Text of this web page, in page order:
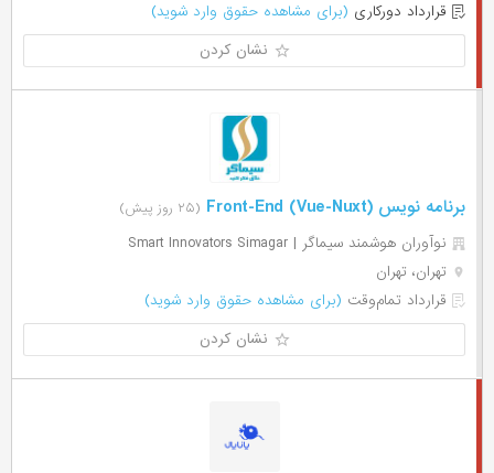
قرارداد دورکاری (برای مشاهده حقوق وارد شوید)
نشان کردن
برنامه نویس (Front-End (Vue-Nuxt (۲۵ روز پیش)
نوآوران هوشمند سیماگر | Smart Innovators Simagar
تهران، تهران
قرارداد تمام‌وقت (برای مشاهده حقوق وارد شوید)
نشان کردن